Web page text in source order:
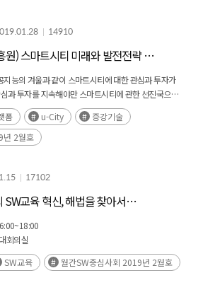
14910
) 스마트시티 미래와 발전전략 :
지능의 겨울과 같이 스마트시티에 대한 관심과 투자가
과 투자를 지속해야만 스마트시티에 관한 선진국으로
연구와 투자를 계속하고 버텨온 국가들이 현재 AI
신산업의 패러다임을 바꾸고 있음(후략)
폼 u-City
증강기술
년 2월호
17102
교육 혁신, 해법을 찾아서
회의실
SW교육 월간SW중심사회 2019년 2월호